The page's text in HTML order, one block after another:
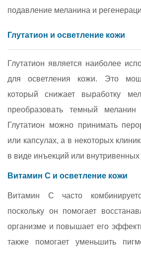
подавление меланина и
Глутатион и осветление кожи
Глутатион является наиболее
для осветления кожи. Это
который снижает выработку
преобразовать темный
Глутатион можно принимать
или капсулах, а в некоторых
в виде инъекций или
Витамин C и осветление кожи
Витамин C часто
поскольку он помогает
организме и повышает его
также помогает уменьшить